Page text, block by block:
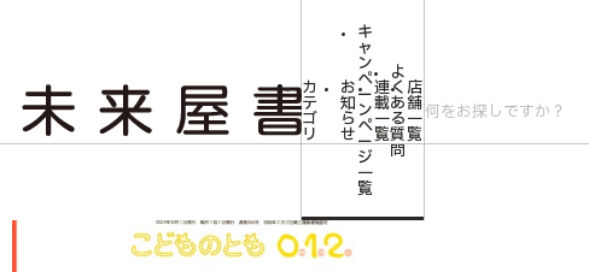
カ
テ
ゴ
リ
お
知
ら
せ
キ
ャ
ン
ペ
ー
ン
ペ
ー
ジ
一
覧
連
載
一
覧
よ
く
あ
る
質
問
店
舗
一
覧
<こどものとも0.1.2.>ふかふか ぺたぺた